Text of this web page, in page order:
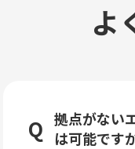
よ
拠点がない
は可能です